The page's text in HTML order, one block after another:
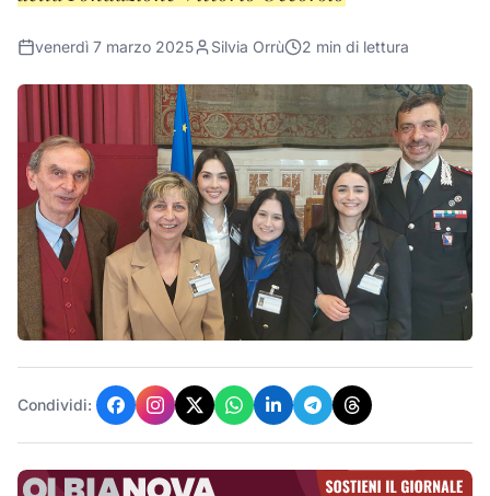
venerdì 7 marzo 2025 Silvia Orrù 2 min di lettura
Condividi: